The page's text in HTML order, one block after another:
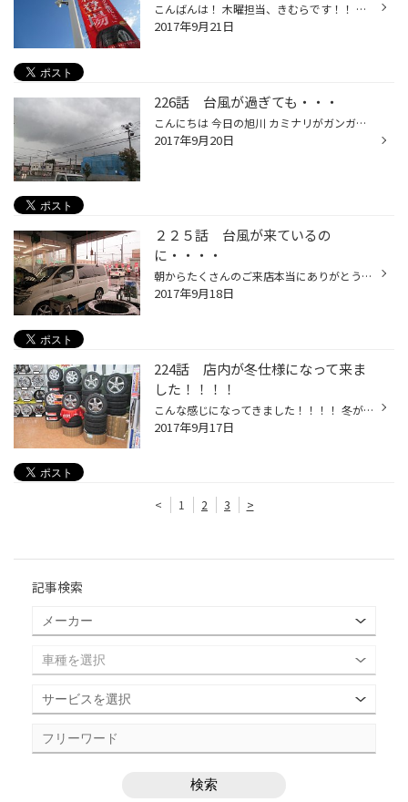
こんばんは！ 木曜担当、きむらです！！ 本日は２日後に控えた大笑談会の準備をしております！！ 着々と近づいてきております。 たくさんのお客様が足を運んでいただく会場を すえひろ店、コクピット、大雪店のスタッフが協力して作り上げていきますので 僕自身もワクワクが止まりません。 くわしく...
2017年9月21日
226話 台風が過ぎても・・・
こんにちは 今日の旭川 カミナリがガンガン鳴ってたので、稲光でも撮ってやろう！ と思っても、写せるわけないです、反射神経の衰えを感じます（笑） さてさて、今週末に 永山住民センターにて半期に恒例の 市内３店合同スタッドレスタイヤ大商談会を行います ２２日のライナーをご覧ください。
2017年9月20日
２２５話 台風が来ているの
に・・・・
朝からたくさんのご来店本当にありがとうございます！！！ 祝日の月曜日というだけあって、お休みの方が多いですねヽ(^o^)丿 タイヤ商談やオイル交換などで、朝から待ち時間をたくさんいただいておりました<m(__)m> ご迷惑おかけしております<m(__)m> 電話でご予約出来ますので、お時間を有効に使わ...
2017年9月18日
224話 店内が冬仕様になって来ま
した！！！！
こんな感じになってきました！！！！ 冬が近づいてきましたね！！！！！ 朝も凄く寒いですね。。。 エンジンのかかりはどうですか？？ かかりが悪いと思ったら点検にきてください！！！！！ 冬前に点検しにきてください！！！お待ちしております！
2017年9月17日
< 1 2 3 >
記事検索